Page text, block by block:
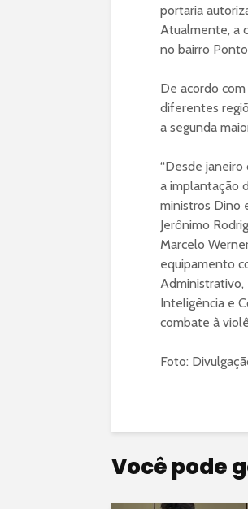
portaria
Atualmente, a
no bairro
De acordo
diferentes
a segunda
“Desde
a implantação
ministros Dino
Jerônimo
Marcelo
equipamento
Administrativo,
Inteligência e
combate à
Foto:
Você pode